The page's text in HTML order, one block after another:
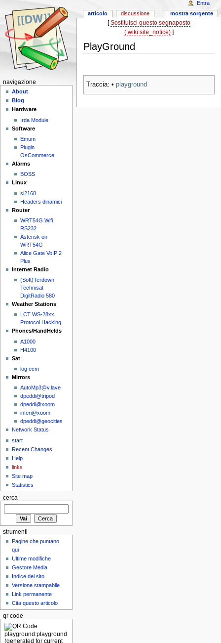
[Sostituisci questo segnaposto
(:wiki:site_notice)]
PlayGround
Traccia: • playground
articolo discussione mostra sorgente
Entra
navigazione
About
Blog
Hardware
Irda Module
Software
Emum
Plugin
OsCommerce
Alarms
BOSS
Linux
si2168
Headers dinamici
Router
WRT54G Wifi
RS232
Asterisk on
WRT54G
Alice Gate VoIP 2
Plus
Internet Radio
(Soft)Terdown
Technisat
DigitRadio 580
Weather Stations
LCT WS-28xx
Protocol Hacking
Phones/HandHelds
A1000
H4100
Sat
log ecm
Mirrors
AutoMp3@v.lave
dpeddi@tripod
dpeddi@xoom
inferi@xoom
dpeddi@geocities
Network Status
start
Recent Changes
Help
links
Site map
Statistics
cerca
strumenti
Pagine che puntano
qui
Ultime modifiche
Gestore Media
Indice del sito
Versione stampabile
Link permanente
Cita questo articolo
qr code